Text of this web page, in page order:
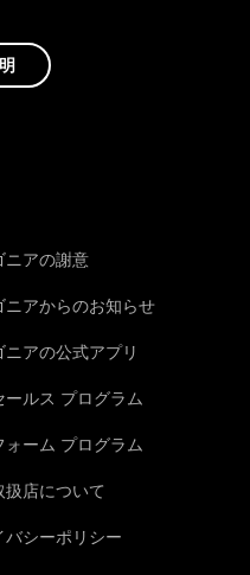
ニアの謝意
ニアからのお知らせ
ニアの公式アプリ
ールス プログラム
ォーム プログラム
扱店について
バシーポリシー